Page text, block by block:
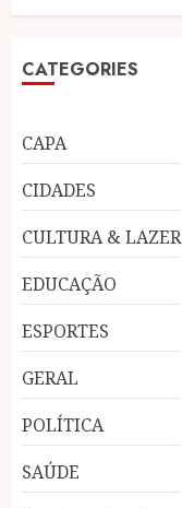
CATEGORIES
CAPA
CIDADES
CULTURA & LAZER
EDUCAÇÃO
ESPORTES
GERAL
POLÍTICA
SAÚDE